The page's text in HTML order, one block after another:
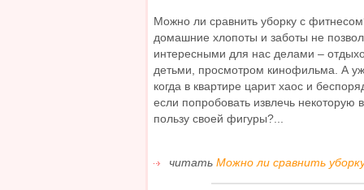
Можно ли сравнить уборку с
домашние хлопоты и заботы не
интересными для нас делами –
детьми, просмотром кинофильма. А
когда в квартире царит хаос и
если попробовать извлечь некоторую
пользу своей фигуры?...
читать Можно ли сравнить